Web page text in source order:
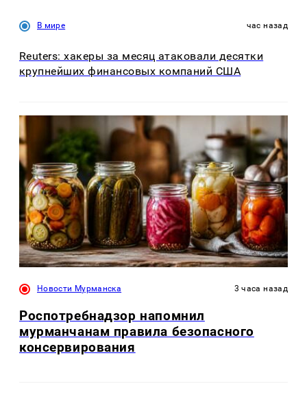
В мире час назад
Reuters: хакеры за месяц атаковали десятки
крупнейших финансовых компаний США
Новости Мурманска 3 часа назад
Роспотребнадзор напомнил
мурманчанам правила безопасного
консервирования